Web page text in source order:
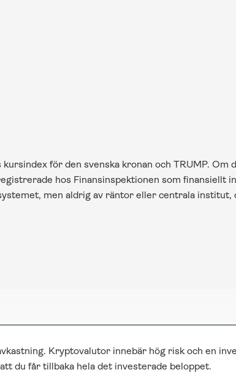
för den svenska kronan och TRUMP. Om
hos Finansinspektionen som finansiellt
men aldrig av räntor eller centrala institut,
Kryptovalutor innebär hög risk och en
du får tillbaka hela det investerade beloppet.